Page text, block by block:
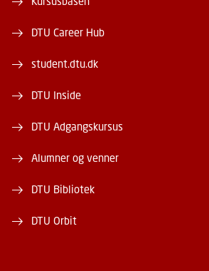
DTU Career Hub
student.dtu.dk
DTU Inside
DTU Adgangskursus
Alumner og venner
DTU Bibliotek
DTU Orbit